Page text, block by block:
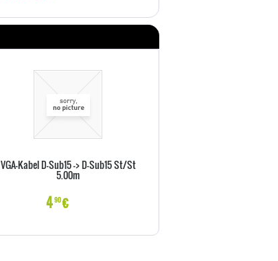
VGA-Kabel D-Sub15 -> D-Sub15 St/St
5.00m
490€